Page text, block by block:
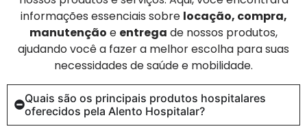
informações essenciais sobre locação, compra,
manutenção e entrega de nossos produtos,
ajudando você a fazer a melhor escolha para suas
necessidades de saúde e mobilidade.
Quais são os principais produtos hospitalares
oferecidos pela Alento Hospitalar?